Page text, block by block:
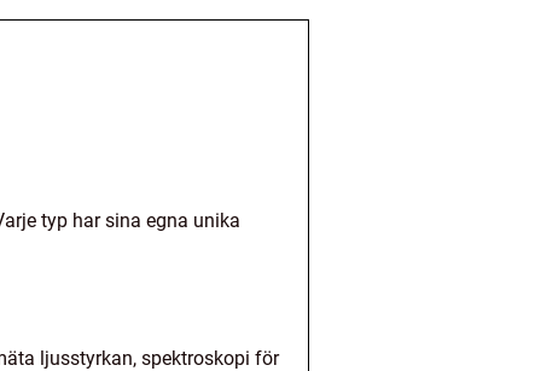
typ har sina egna unika
ljusstyrkan, spektroskopi för